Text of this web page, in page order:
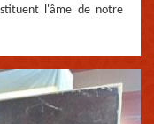
l'âme de notre